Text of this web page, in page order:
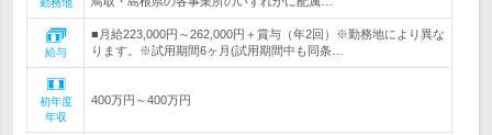
勤務地
給与
■月給223,000円～262,000円＋賞与（年2回）※勤務地により異な
ります。※試用期間6ヶ月(試用期間中も同条…
初年度
年収
400万円～400万円